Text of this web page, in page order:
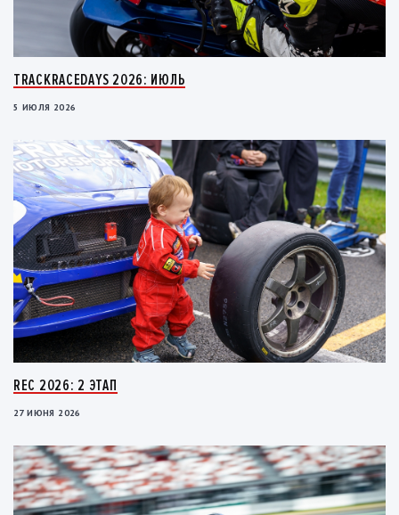
TRACKRACEDAYS 2026: ИЮЛЬ
5 ИЮЛЯ 2026
REC 2026: 2 ЭТАП
27 ИЮНЯ 2026